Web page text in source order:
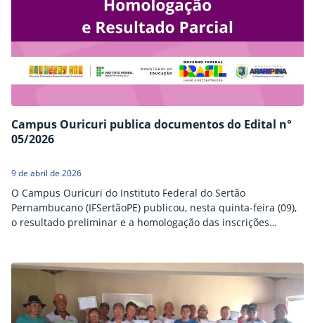
Campus Ouricuri publica documentos do Edital n°
05/2026
9 de abril de 2026
O Campus Ouricuri do Instituto Federal do Sertão
Pernambucano (IFSertãoPE) publicou, nesta quinta-feira (09),
o resultado preliminar e a homologação das inscrições
bolsistas para atuação como professor mediador nos cursos
de Formação Inicial e Continuada (FIC) do programa Mulheres
Mil,…